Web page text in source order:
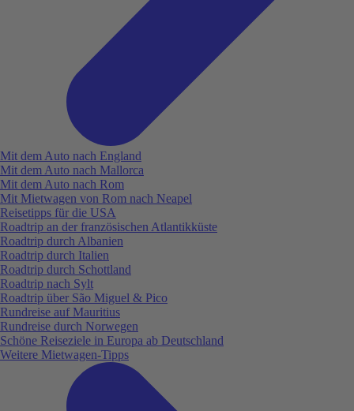
Mit dem Auto nach England
Mit dem Auto nach Mallorca
Mit dem Auto nach Rom
Mit Mietwagen von Rom nach Neapel
Reisetipps für die USA
Roadtrip an der französischen Atlantikküste
Roadtrip durch Albanien
Roadtrip durch Italien
Roadtrip durch Schottland
Roadtrip nach Sylt
Roadtrip über São Miguel & Pico
Rundreise auf Mauritius
Rundreise durch Norwegen
Schöne Reiseziele in Europa ab Deutschland
Weitere Mietwagen-Tipps